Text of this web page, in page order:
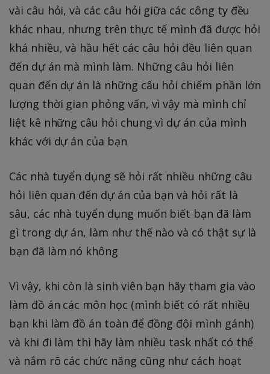
vài câu hỏi, và các câu hỏi giữa các công ty đều
khác nhau, nhưng trên thực tế mình đã được hỏi
khá nhiều, và hầu hết các câu hỏi đều liên quan
đến dự án mà mình làm. Những câu hỏi liên
quan đến dự án là những câu hỏi chiếm phần lớn
lượng thời gian phỏng vấn, vì vậy mà mình chỉ
liệt kê những câu hỏi chung vì dự án của mình
khác với dự án của bạn
Các nhà tuyển dụng sẽ hỏi rất nhiều những câu
hỏi liên quan đến dự án của bạn và hỏi rất là
sâu, các nhà tuyển dụng muốn biết bạn đã làm
gì trong dự án, làm như thế nào và có thật sự là
bạn đã làm nó không
Vì vậy, khi còn là sinh viên bạn hãy tham gia vào
làm đồ án các môn học (mình biết có rất nhiều
bạn khi làm đồ án toàn để đồng đội mình gánh)
và khi đi làm thì hãy làm nhiều task nhất có thể
và nắm rõ các chức năng cũng như cách hoạt